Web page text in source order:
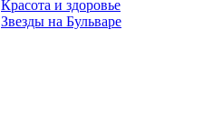
Красота и здоровье
Звезды на Бульваре